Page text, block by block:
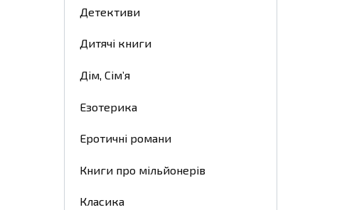
Детективи
Дитячі книги
Дім, Сім’я
Езотерика
Еротичні романи
Книги про мільйонерів
Класика